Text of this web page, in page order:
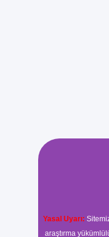
Yasal Uyarı:
araştırma